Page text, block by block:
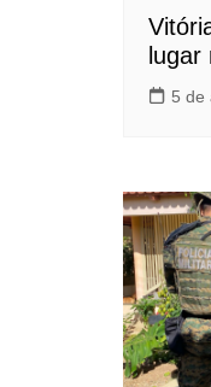
lugar
5 de